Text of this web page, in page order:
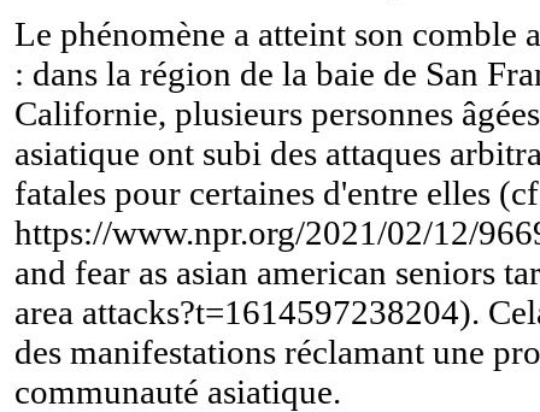
Le phénomène a atteint son comble
: dans la région de la baie de San
Californie, plusieurs personnes
asiatique ont subi des attaques
fatales pour certaines d'entre elles
https://www.npr.org/2021/02/12/
and fear as asian american seniors
area attacks?t=1614597238204).
des manifestations réclamant une
communauté asiatique.